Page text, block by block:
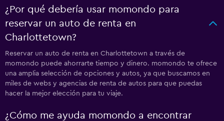
¿Por qué debería usar momondo para
reservar un auto de renta en
Charlottetown?
Reservar un auto de renta en Charlottetown a través de
momondo puede ahorrarte tiempo y dinero. momondo te ofrece
una amplia selección de opciones y autos, ya que buscamos en
miles de webs y agencias de renta de autos para que puedas
hacer la mejor elección para tu viaje.
¿Cómo me ayuda momondo a encontrar